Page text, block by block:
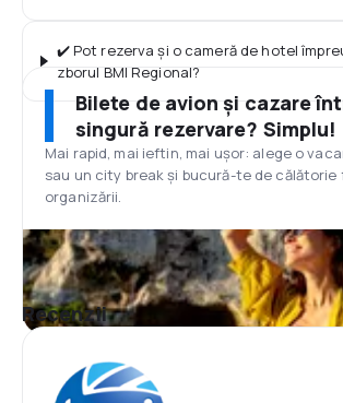
✔️ Pot rezerva și o cameră de hotel
zborul BMI Regional?
Bilete de avion și cazare
singură rezervare? Simplu!
Mai rapid, mai ieftin, mai ușor: alege o
sau un city break și bucură-te de călătorie
organizării.
Recenzii